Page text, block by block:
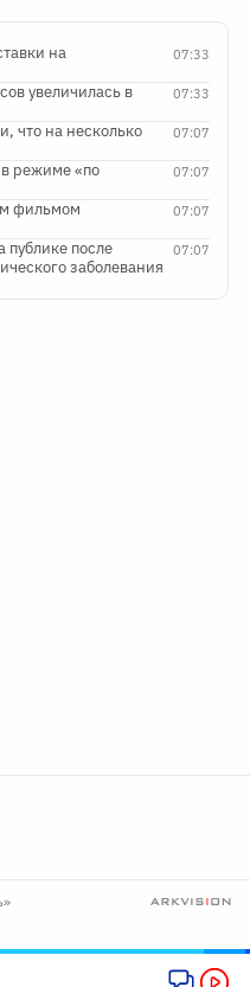
07:33
на
07:33
увеличилась в
07:07
что на несколько
07:07
режиме «по
07:07
фильмом
07:07
после
заболевания